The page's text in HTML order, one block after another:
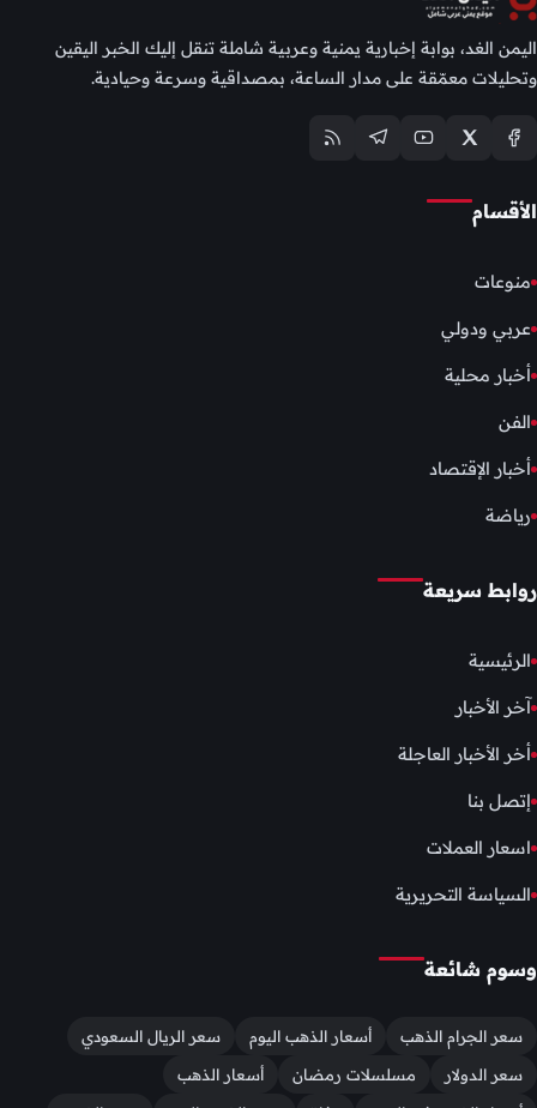
اليمن الغد، بوابة إخبارية يمنية وعربية شاملة تنقل إليك الخبر اليقين
وتحليلات معمّقة على مدار الساعة، بمصداقية وسرعة وحيادية.
الأقسام
منوعات
عربي ودولي
أخبار محلية
الفن
أخبار الإقتصاد
رياضة
روابط سريعة
الرئيسية
آخر الأخبار
أخر الأخبار العاجلة
إتصل بنا
اسعار العملات
السياسة التحريرية
وسوم شائعة
سعر الجرام الذهب أسعار الذهب اليوم
سعر الريال السعودي
سعر الدولار
مسلسلات رمضان
أسعار الذهب